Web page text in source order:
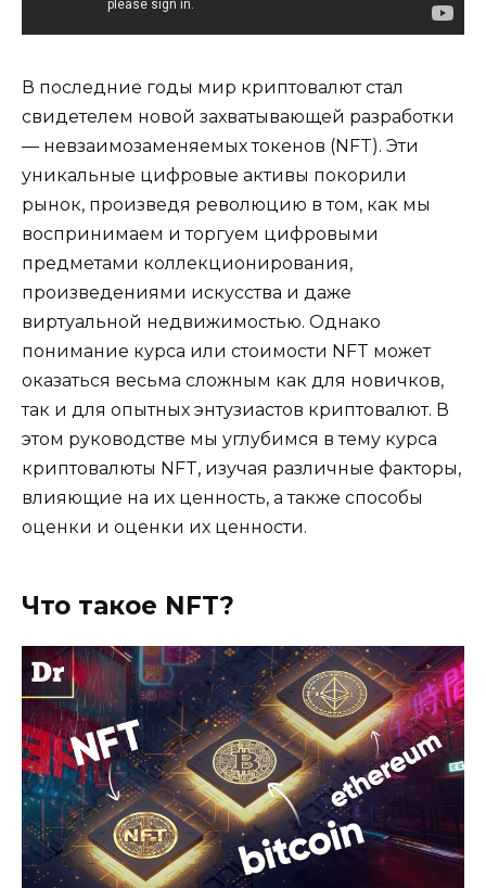
В последние годы мир криптовалют стал
свидетелем новой захватывающей разработки
— невзаимозаменяемых токенов (NFT). Эти
уникальные цифровые активы покорили
рынок, произведя революцию в том, как мы
воспринимаем и торгуем цифровыми
предметами коллекционирования,
произведениями искусства и даже
виртуальной недвижимостью. Однако
понимание курса или стоимости NFT может
оказаться весьма сложным как для новичков,
так и для опытных энтузиастов криптовалют. В
этом руководстве мы углубимся в тему курса
криптовалюты NFT, изучая различные факторы,
влияющие на их ценность, а также способы
оценки и оценки их ценности.
Что такое NFT?